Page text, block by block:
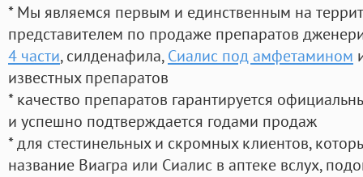
* Мы являемся первым и единственным на
представителем по продаже препаратов
4 части, силденафила, Сиалис под амфетамином
известных препаратов
* качество препаратов гарантируется
и успешно подтверждается годами продаж
* для стестинельных и скромных клиентов,
название Виагра или Сиалис в аптеке вслух,